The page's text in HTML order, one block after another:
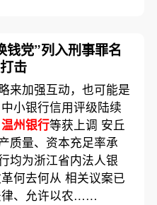
钱党”列入刑事罪名
击
来加强互动，也可能是
小银行信用评级陆续
温州银行等获上调 安丘
质量、资本充足率承
均为浙江省内法人银
何去何从 相关议案已
律、允许以农……